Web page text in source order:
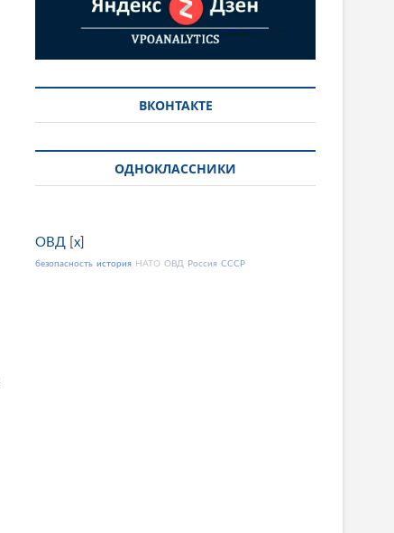
ВКОНТАКТЕ
ОДНОКЛАССНИКИ
ОВД x
безопасность история НАТО ОВД Россия СССР